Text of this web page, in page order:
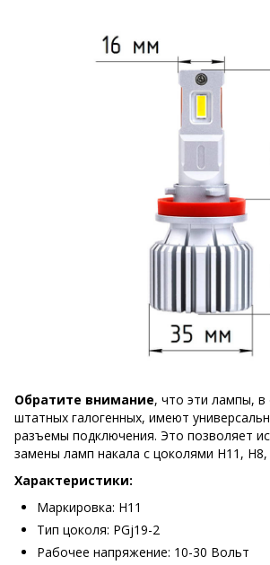
Обратите внимание, что эти лампы, в
штатных галогенных, имеют
разъемы подключения. Это позволяет
замены ламп накала с цоколями H11, H8,
Характеристики:
Маркировка: H11
Тип цоколя: PGj19-2
Рабочее напряжение: 10-30 Вольт